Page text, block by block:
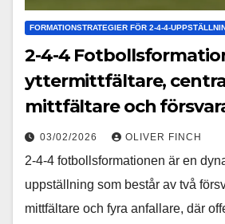
FORMATIONSTRATEGIER FÖR 2-4-4-
2-4-4
yttermittfältare,
mittfältare och
03/02/2026 OLIVER FINCH
2-4-4 fotbollsformationen är en
uppställning som består av två
mittfältare och fyra anfallare, där